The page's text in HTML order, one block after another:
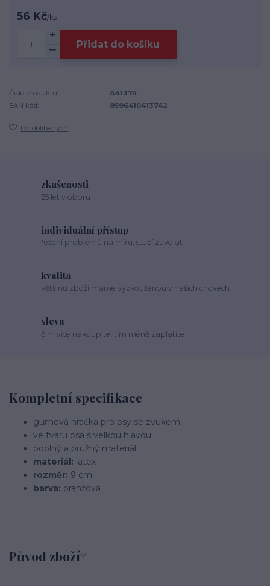
56 Kč/ks
Přidat do košíku
Číslo produktu:
A41374
EAN kód:
8596410413742
Do oblíbených
zkušenosti
25 let v oboru
individuální přístup
řešení problémů na míru, stačí zavolat
kvalita
většinu zboží máme vyzkoušenou v našich chovech
sleva
čím více nakoupíte, tím méně zaplatíte
Kompletní specifikace
gumová hračka pro psy se zvukem
ve tvaru psa s velkou hlavou
odolný a pružný materiál
materiál: latex
rozměr: 9 cm
barva: oranžová
Původ zboží